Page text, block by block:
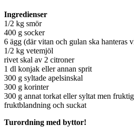
Ingredienser
1/2 kg smör
400 g socker
6 ägg (där vitan och gulan ska hanteras
1/2 kg vetemjöl
rivet skal av 2 citroner
1 dl konjak eller annan sprit
300 g syltade apelsinskal
300 g korinter
300 g annat torkat eller syltat men
fruktblandning och suckat
Turordning med byttor!